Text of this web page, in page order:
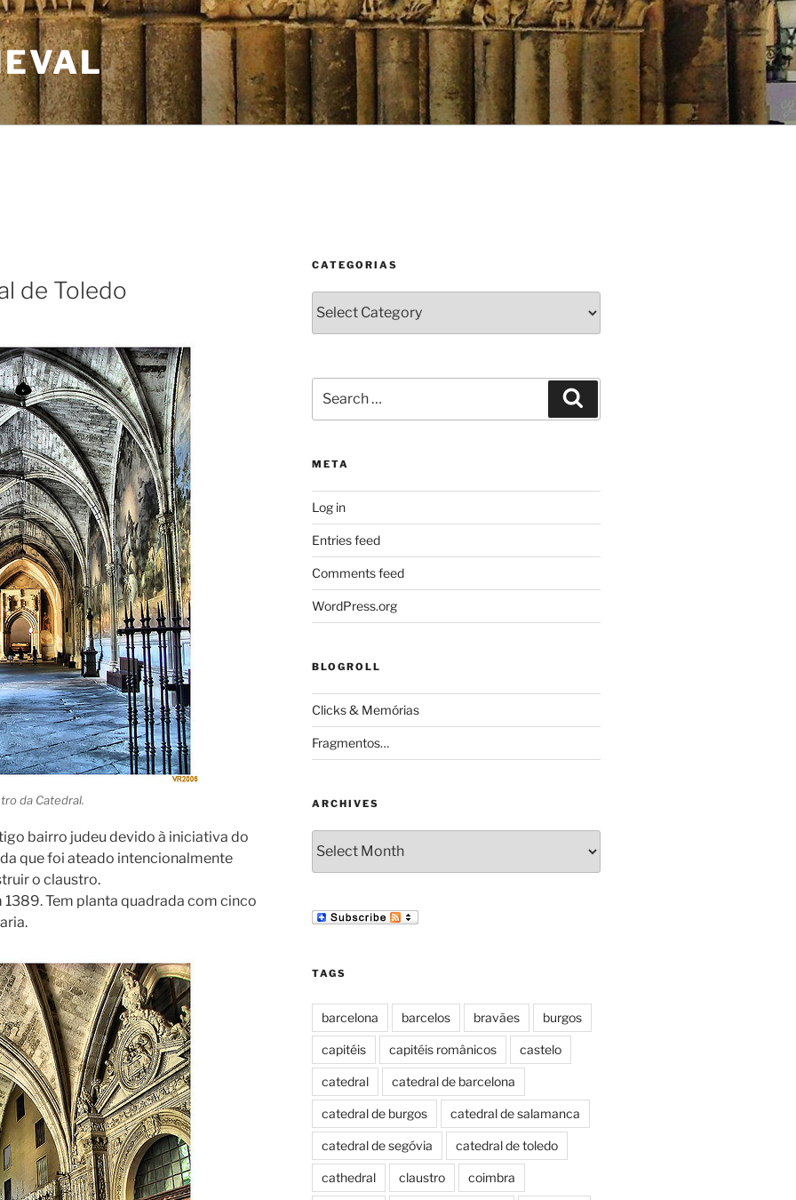
de Toledo
da Catedral.
bairro judeu devido à iniciativa do
que foi ateado intencionalmente
o claustro.
Tem planta quadrada com cinco
CATEGORIAS
for:
META
Log in
Entries feed
Comments feed
WordPress.org
BLOGROLL
Clicks & Memórias
Fragmentos…
ARCHIVES
TAGS
barcelona barcelos bravães burgos
capitéis capitéis românicos castelo
catedral catedral de barcelona
catedral de burgos catedral de salamanca
catedral de segóvia catedral de toledo
cathedral claustro coimbra